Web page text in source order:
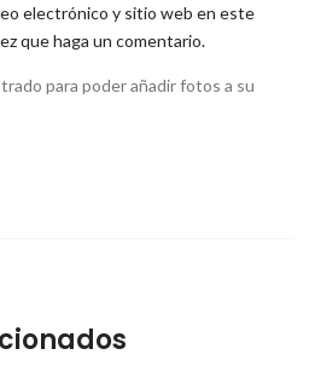
electrónico y sitio web en este
que haga un comentario.
para poder añadir fotos a su